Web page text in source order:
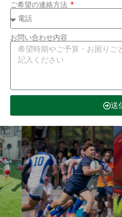
ご希望の連絡方法
お問い合わせ内容
送